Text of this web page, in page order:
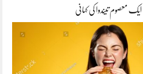
ایک معصوم تیندوا کی کہانی